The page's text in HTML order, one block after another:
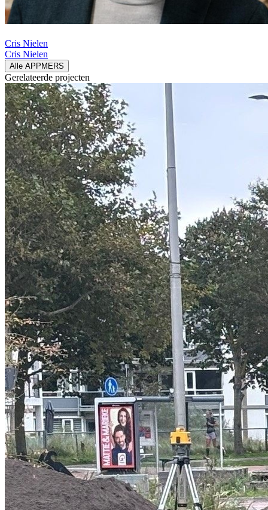
Cris Nielen
Cris Nielen
Alle APPMERS
Gerelateerde projecten